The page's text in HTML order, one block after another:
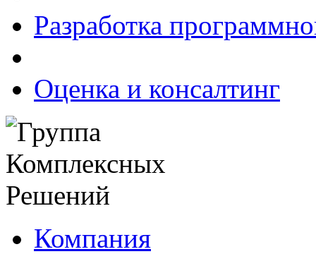
Разработка
Оценка и консалтинг
Компания